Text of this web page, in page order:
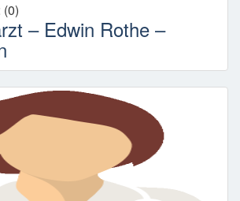
(0)
– Edwin Rothe –